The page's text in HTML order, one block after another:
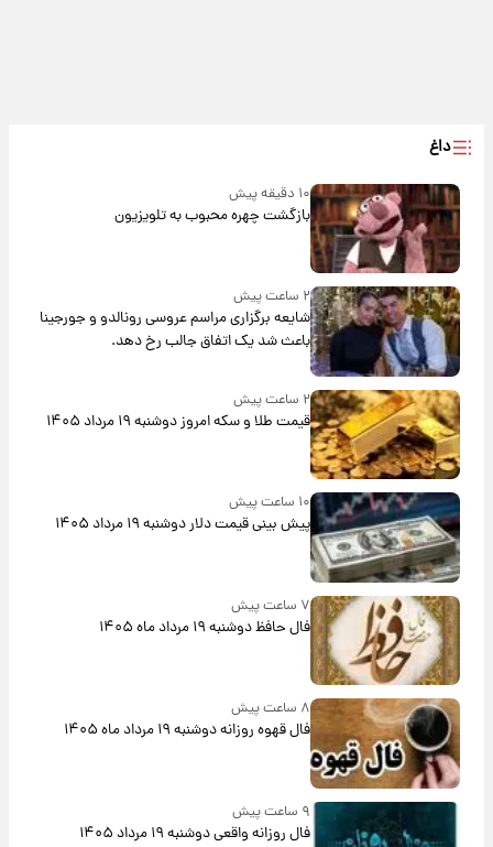
داغ
۱۰ دقیقه پیش
بازگشت چهره محبوب به تلویزیون
۲ ساعت پیش
شایعه برگزاری مراسم عروسی رونالدو و جورجینا
باعث شد یک اتفاق جالب رخ دهد.
۲ ساعت پیش
قیمت طلا و سکه امروز دوشنبه ۱۹ مرداد ۱۴۰۵
۱۰ ساعت پیش
پیش‌ بینی قیمت دلار دوشنبه ۱۹ مرداد ۱۴۰۵
۷ ساعت پیش
فال حافظ دوشنبه ۱۹ مرداد ماه ۱۴۰۵
۸ ساعت پیش
فال قهوه روزانه دوشنبه ۱۹ مرداد ماه ۱۴۰۵
۹ ساعت پیش
فال روزانه واقعی دوشنبه ۱۹ مرداد ۱۴۰۵